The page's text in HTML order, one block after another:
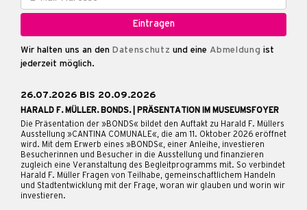
Wir halten uns an den Datenschutz und eineAbmeldung ist
jederzeit möglich.
26.07.2026 BIS 20.09.2026
HARALD F. MÜLLER. BONDS. | PRÄSENTATION IM MUSEUMSFOYER
Die Präsentation der »BONDS« bildet den Auftakt zu Harald F. Müllers
Ausstellung »CANTINA COMUNALE«, die am 11. Oktober 2026 eröffnet
wird. Mit dem Erwerb eines »BONDS«, einer Anleihe, investieren
Besucherinnen und Besucher in die Ausstellung und finanzieren
zugleich eine Veranstaltung des Begleitprogramms mit. So verbindet
Harald F. Müller Fragen von Teilhabe, gemeinschaftlichem Handeln
und Stadtentwicklung mit der Frage, woran wir glauben und worin wir
investieren.